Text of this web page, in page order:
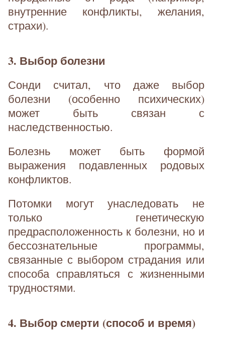
внутренние конфликты, желания,
страхи).
3. Выбор болезни
Сонди считал, что даже выбор
болезни (особенно психических)
может быть связан с
наследственностью.
Болезнь может быть формой
выражения подавленных родовых
конфликтов.
Потомки могут унаследовать не
только генетическую
предрасположенность к болезни, но и
бессознательные программы,
связанные с выбором страдания или
способа справляться с жизненными
трудностями.
4. Выбор смерти (способ и время)